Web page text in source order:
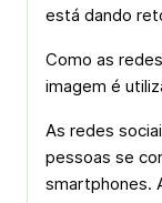
está dando
Como as
imagem é
As redes
pessoas se
smartphones.